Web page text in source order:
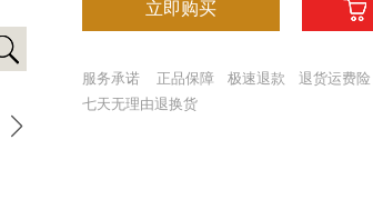
立即购买
服务承诺 正品保障 极速退款
退货运费险
七天无理由退换货